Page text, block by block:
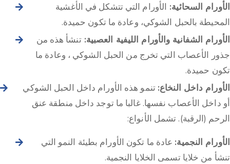
الأورام السحائية: الأورام التي تتشكل في الأغشية
المحيطة بالحبل الشوكي، وعادة ما تكون حميدة.
الأورام الشفانية والأورام الليفية العصبية:تنشأ هذه من
جذور الأعصاب التي تخرج من الحبل الشوكي ، وعادة ما
تكون حميدة.
الأورام داخل النخاع: تنمو هذه الأورام داخل الحبل الشوكي
أو داخل الأعصاب نفسها. غالبا ما توجد داخل منطقة عنق
الرحم (الرقبة). تشمل الأنواع:
الأورام النجمية: عادة ما تكون الأورام بطيئة النمو التي
تنشأ من خلايا تسمى الخلايا النجمية.